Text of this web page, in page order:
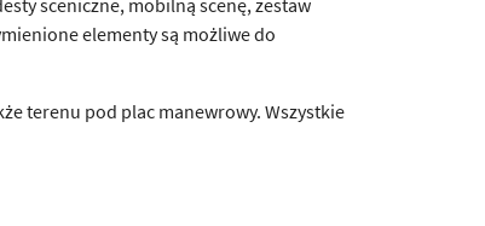
sceniczne, mobilną scenę, zestaw
elementy są możliwe do
terenu pod plac manewrowy. Wszystkie